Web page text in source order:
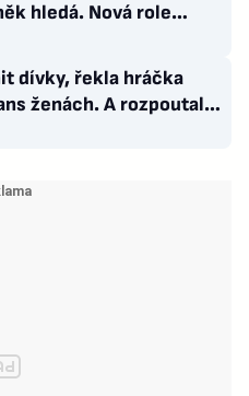
hledá. Nová role
dívky, řekla hráčka
ženách. A rozpoutala